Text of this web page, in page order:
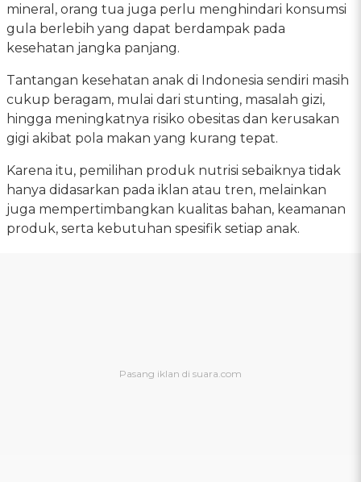
mineral, orang tua juga perlu menghindari konsumsi
gula berlebih yang dapat berdampak pada
kesehatan jangka panjang.
Tantangan kesehatan anak di Indonesia sendiri masih
cukup beragam, mulai dari stunting, masalah gizi,
hingga meningkatnya risiko obesitas dan kerusakan
gigi akibat pola makan yang kurang tepat.
Karena itu, pemilihan produk nutrisi sebaiknya tidak
hanya didasarkan pada iklan atau tren, melainkan
juga mempertimbangkan kualitas bahan, keamanan
produk, serta kebutuhan spesifik setiap anak.